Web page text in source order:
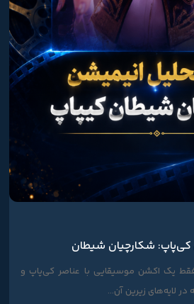
شکارچیان شیطان
یک اکشن موسیقایی با عناصر کی‌پاپ و
در لایه‌های زیرین آن...